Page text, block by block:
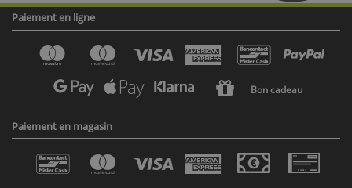
Paiement en ligne
Bon cadeau
Paiement en magasin